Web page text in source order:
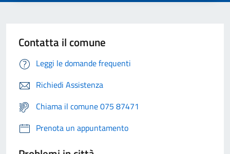
Contatta il comune
Leggi le domande frequenti
Richiedi Assistenza
Chiama il comune 075 87471
Prenota un appuntamento